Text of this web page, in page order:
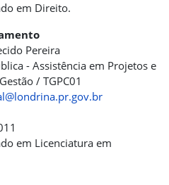
em Direito.
Pereira
- Assistência em Projetos e
/ TGPC01
em Licenciatura em